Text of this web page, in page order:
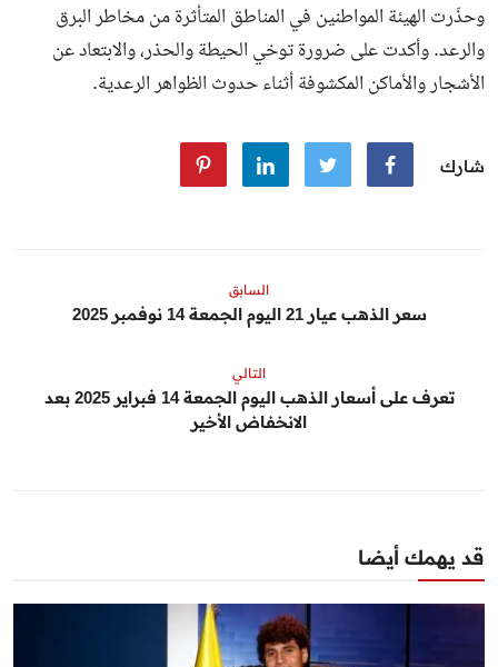
وحذّرت الهيئة المواطنين في المناطق المتأثرة من مخاطر البرق
والرعد. وأكدت على ضرورة توخي الحيطة والحذر، والابتعاد عن
الأشجار والأماكن المكشوفة أثناء حدوث الظواهر الرعدية.
شارك
السابق
سعر الذهب عيار 21 اليوم الجمعة 14 نوفمبر 2025
التالي
تعرف على أسعار الذهب اليوم الجمعة 14 فبراير 2025 بعد
الانخفاض الأخير
قد يهمك أيضا